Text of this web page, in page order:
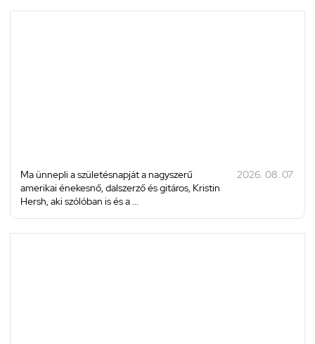
Ma ünnepli a születésnapját a nagyszerű
amerikai énekesnő, dalszerző és gitáros, Kristin
Hersh, aki szólóban is és a ...
2026. 08. 07.